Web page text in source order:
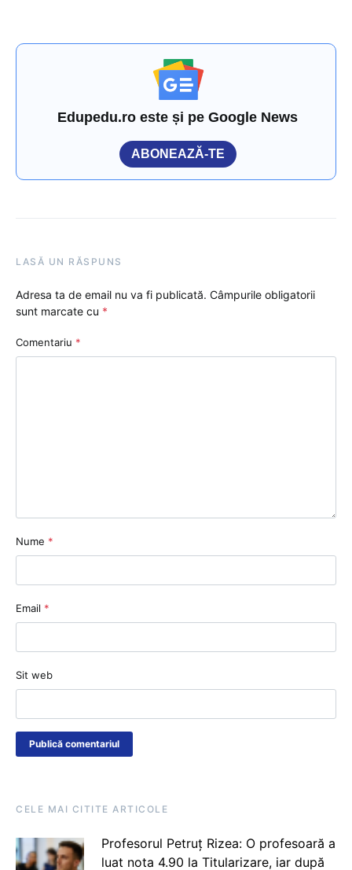
Edupedu.ro este și pe Google News
ABONEAZĂ-TE
LASĂ UN RĂSPUNS
Adresa ta de email nu va fi publicată. Câmpurile obligatorii
sunt marcate cu *
Comentariu *
Nume *
Email *
Sit web
CELE MAI CITITE ARTICOLE
Profesorul Petruț Rizea: O profesoară a
luat nota 4.90 la Titularizare, iar după